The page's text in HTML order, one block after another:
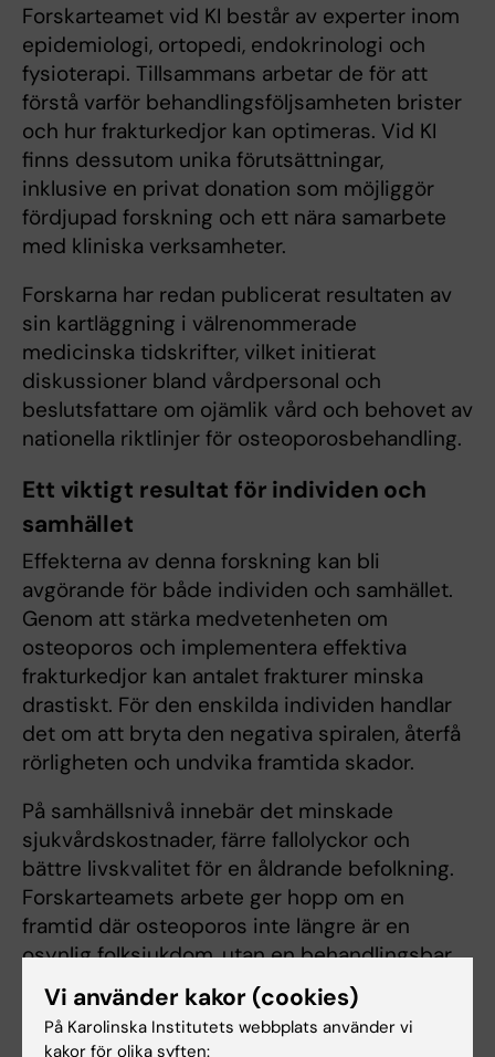
Forskarteamet vid KI består av experter inom
epidemiologi, ortopedi, endokrinologi och
fysioterapi. Tillsammans arbetar de för att
förstå varför behandlingsföljsamheten brister
och hur frakturkedjor kan optimeras. Vid KI
finns dessutom unika förutsättningar,
inklusive en privat donation som möjliggör
fördjupad forskning och ett nära samarbete
med kliniska verksamheter.
Forskarna har redan publicerat resultaten av
sin kartläggning i välrenommerade
medicinska tidskrifter, vilket initierat
diskussioner bland vårdpersonal och
beslutsfattare om ojämlik vård och behovet av
nationella riktlinjer för osteoporosbehandling.
Ett viktigt resultat för individen och
samhället
Effekterna av denna forskning kan bli
avgörande för både individen och samhället.
Genom att stärka medvetenheten om
osteoporos och implementera effektiva
frakturkedjor kan antalet frakturer minska
drastiskt. För den enskilda individen handlar
det om att bryta den negativa spiralen, återfå
rörligheten och undvika framtida skador.
På samhällsnivå innebär det minskade
sjukvårdskostnader, färre fallolyckor och
bättre livskvalitet för en åldrande befolkning.
Forskarteamets arbete ger hopp om en
framtid där osteoporos inte längre är en
osynlig folksjukdom, utan en behandlingsbar
utmaning som vi gemensamt kan lösa.
Vi använder kakor (cookies)
På Karolinska Institutets webbplats använder vi
kakor för olika syften: